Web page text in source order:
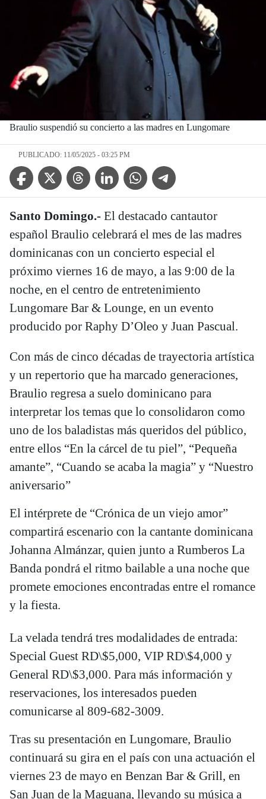
Braulio suspendió su concierto a las madres en Lungomare
PUBLICADO: 11/05/2025 - 03:25 PM
Facebook IconTwitter IconThreads IconLinkedin IconWhatsApp IconTelegram Icon
Santo Domingo.- El destacado cantautor
español Braulio celebrará el mes de las madres
dominicanas con un concierto especial el
próximo viernes 16 de mayo, a las 9:00 de la
noche, en el centro de entretenimiento
Lungomare Bar & Lounge, en un evento
producido por Raphy D’Oleo y Juan Pascual.
Con más de cinco décadas de trayectoria artística
y un repertorio que ha marcado generaciones,
Braulio regresa a suelo dominicano para
interpretar los temas que lo consolidaron como
uno de los baladistas más queridos del público,
entre ellos “En la cárcel de tu piel”, “Pequeña
amante”, “Cuando se acaba la magia” y “Nuestro
aniversario”
El intérprete de “Crónica de un viejo amor”
compartirá escenario con la cantante dominicana
Johanna Almánzar, quien junto a Rumberos La
Banda pondrá el ritmo bailable a una noche que
promete emociones encontradas entre el romance
y la fiesta.
La velada tendrá tres modalidades de entrada:
Special Guest RD\$5,000, VIP RD\$4,000 y
General RD\$3,000. Para más información y
reservaciones, los interesados pueden
comunicarse al 809-682-3009.
Tras su presentación en Lungomare, Braulio
continuará su gira en el país con una actuación el
viernes 23 de mayo en Benzan Bar & Grill, en
San Juan de la Maguana, llevando su música a